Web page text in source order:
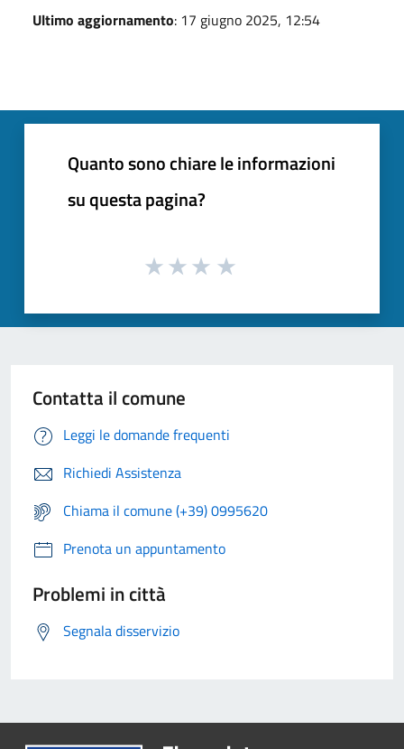
Ultimo aggiornamento: 17 giugno 2025, 12:54
Quanto sono chiare le informazioni
su questa pagina?
Contatta il comune
Leggi le domande frequenti
Richiedi Assistenza
Chiama il comune (+39) 0995620
Prenota un appuntamento
Problemi in città
Segnala disservizio